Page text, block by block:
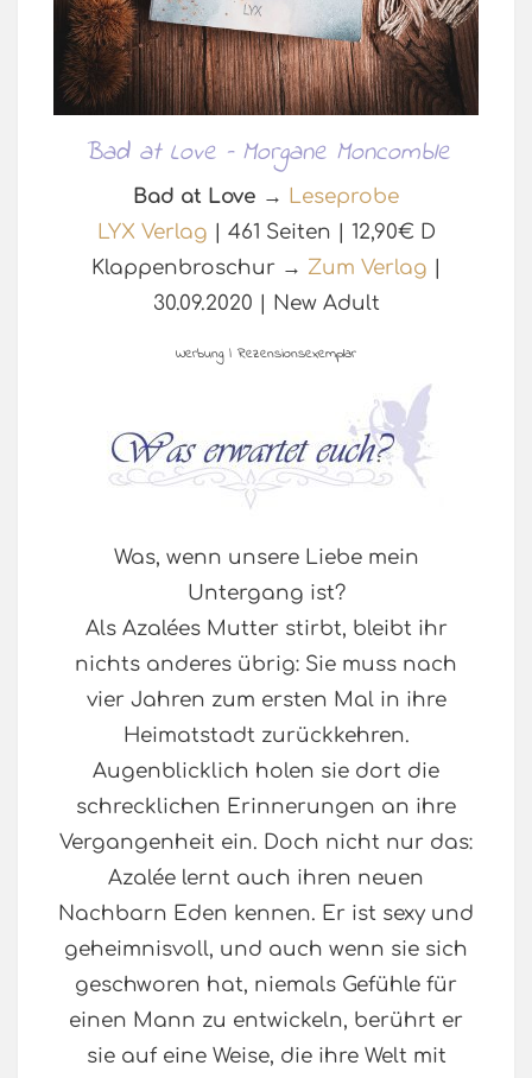
Bad at Love – Morgane Moncomble
Bad at Love → Leseprobe
LYX Verlag | 461 Seiten | 12,90€ D
Klappenbroschur → Zum Verlag
30.09.2020 | New Adult
Werbung | Rezensionsexemplar
Was, wenn unsere Liebe mein
Untergang ist?
Als Azalées Mutter stirbt, bleibt ihr
nichts anderes übrig: Sie muss nach
vier Jahren zum ersten Mal in ihre
Heimatstadt zurückkehren.
Augenblicklich holen sie dort die
schrecklichen Erinnerungen an ihre
Vergangenheit ein. Doch nicht nur das:
Azalée lernt auch ihren neuen
Nachbarn Eden kennen. Er ist sexy und
geheimnisvoll, und auch wenn sie sich
geschworen hat, niemals Gefühle für
einen Mann zu entwickeln, berührt er
sie auf eine Weise, die ihre Welt mit